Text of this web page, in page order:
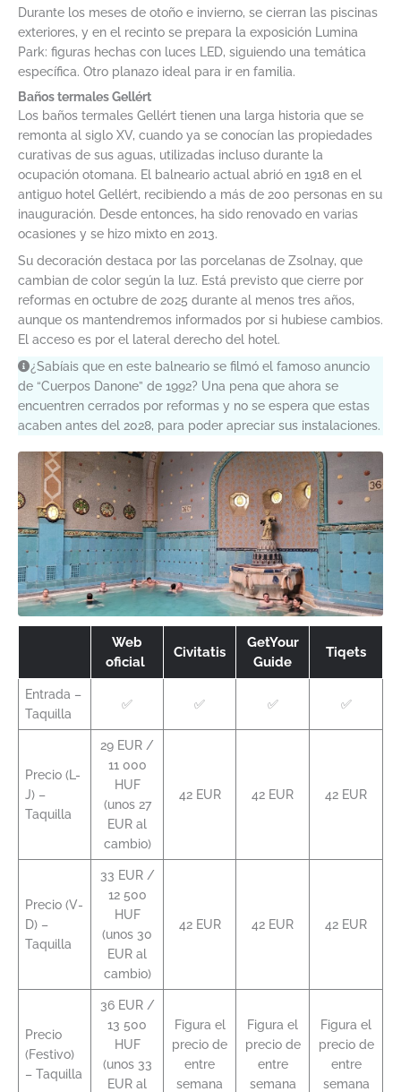
Durante los meses de otoño e invierno, se cierran las piscinas
exteriores, y en el recinto se prepara la exposición Lumina
Park: figuras hechas con luces LED, siguiendo una temática
específica. Otro planazo ideal para ir en familia.
Baños termales Gellért
Los baños termales Gellért tienen una larga historia que se
remonta al siglo XV, cuando ya se conocían las propiedades
curativas de sus aguas, utilizadas incluso durante la
ocupación otomana. El balneario actual abrió en 1918 en el
antiguo hotel Gellért, recibiendo a más de 200 personas en su
inauguración. Desde entonces, ha sido renovado en varias
ocasiones y se hizo mixto en 2013.
Su decoración destaca por las porcelanas de Zsolnay, que
cambian de color según la luz. Está previsto que cierre por
reformas en octubre de 2025 durante al menos tres años,
aunque os mantendremos informados por si hubiese cambios.
El acceso es por el lateral derecho del hotel.
¿Sabíais que en este balneario se filmó el famoso anuncio
de “Cuerpos Danone” de 1992? Una pena que ahora se
encuentren cerrados por reformas y no se espera que estas
acaben antes del 2028, para poder apreciar sus instalaciones.
Web
oficial
Civitatis
GetYour
Guide
Tiqets
Entrada –
Taquilla
✅ ✅ ✅ ✅
Precio (L-
J) –
Taquilla
29 EUR /
11 000
HUF
(unos 27
EUR al
cambio)
42 EUR 42 EUR 42 EUR
Precio (V-
D) –
Taquilla
33 EUR /
12 500
HUF
(unos 30
EUR al
cambio)
42 EUR 42 EUR 42 EUR
Precio
(Festivo)
– Taquilla
36 EUR /
13 500
HUF
(unos 33
EUR al
Figura el
precio de
entre
semana
Figura el
precio de
entre
semana
Figura el
precio de
entre
semana